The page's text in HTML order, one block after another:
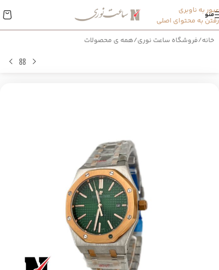
عبور به ناوبری
رفتن به محتوای اصلی
منو
خانه/فروشگاه ساعت نوری/همه ی محصولات